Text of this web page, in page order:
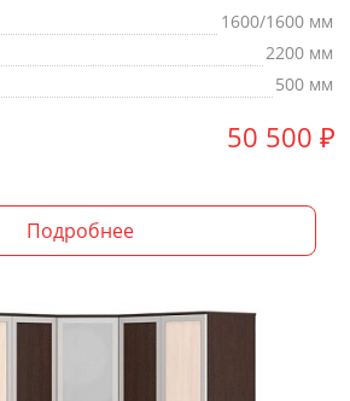
1600/1600 мм
2200 мм
500 мм
50 500 ₽
Подробнее